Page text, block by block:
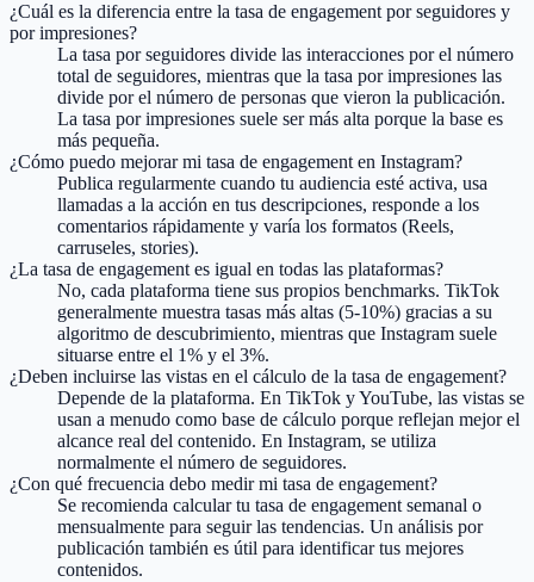
¿Cuál es la diferencia entre la tasa de engagement por seguidores y
por impresiones?
La tasa por seguidores divide las interacciones por el número
total de seguidores, mientras que la tasa por impresiones las
divide por el número de personas que vieron la publicación.
La tasa por impresiones suele ser más alta porque la base es
más pequeña.
¿Cómo puedo mejorar mi tasa de engagement en Instagram?
Publica regularmente cuando tu audiencia esté activa, usa
llamadas a la acción en tus descripciones, responde a los
comentarios rápidamente y varía los formatos (Reels,
carruseles, stories).
¿La tasa de engagement es igual en todas las plataformas?
No, cada plataforma tiene sus propios benchmarks. TikTok
generalmente muestra tasas más altas (5-10%) gracias a su
algoritmo de descubrimiento, mientras que Instagram suele
situarse entre el 1% y el 3%.
¿Deben incluirse las vistas en el cálculo de la tasa de engagement?
Depende de la plataforma. En TikTok y YouTube, las vistas se
usan a menudo como base de cálculo porque reflejan mejor el
alcance real del contenido. En Instagram, se utiliza
normalmente el número de seguidores.
¿Con qué frecuencia debo medir mi tasa de engagement?
Se recomienda calcular tu tasa de engagement semanal o
mensualmente para seguir las tendencias. Un análisis por
publicación también es útil para identificar tus mejores
contenidos.